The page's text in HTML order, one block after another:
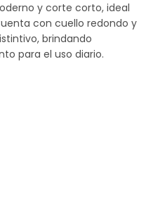
y corte corto, ideal
con cuello redondo y
brindando
para el uso diario.